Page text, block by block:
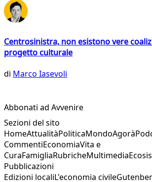
Centrosinistra, non esistono vere
progetto culturale
di Marco Iasevoli
Abbonati ad Avvenire
Sezioni del sito
HomeAttualitàPoliticaMondoAgorà
CommentiEconomiaVita e
CuraFamigliaRubricheMultimedia
Pubblicazioni
Edizioni localiL'economia civile